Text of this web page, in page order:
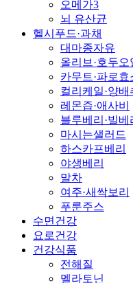
오메가3
뇌 유산균
헬시푸드·과채
대마종자유
올리브·호두오
카무트·파로효
컬리케일·양배
레몬즙·애사비
블루베리·빌베
마시는샐러드
하스카프베리
야생베리
말차
여주·새싹보리
푸룬주스
수면건강
요로건강
건강식품
전해질
멜라토닌